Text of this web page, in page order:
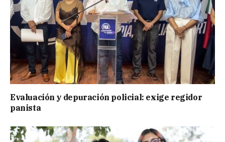
Evaluación y depuración policial: exige regidor
panista